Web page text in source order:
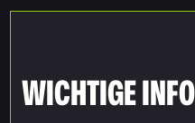
WICHTIGE